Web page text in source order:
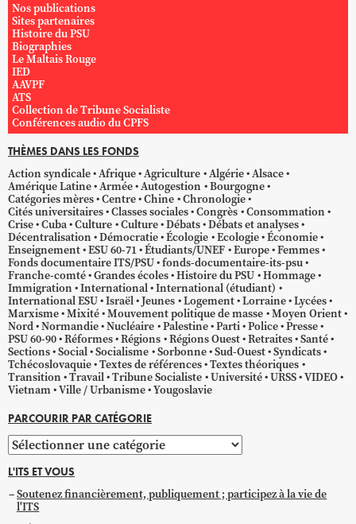
Nos publications
Sites partenaires
Histoire du PSU
Biographies
Le Maltais Rouge
IED
AAVPF
ATS
Collection de Tribune Socialiste
Conférences audio du CPFS
THÈMES DANS LES FONDS
Action syndicale Afrique Agriculture Algérie Alsace
Amérique Latine Armée Autogestion
Bourgogne
Catégories mères Centre Chine Chronologie
Cités universitaires Classes sociales Congrès Consommation
Crise Cuba Culture Culture Débats Débats et analyses
Décentralisation Démocratie Écologie Ecologie Économie
Enseignement ESU 60-71 Étudiants/UNEF Europe Femmes
Fonds documentaire ITS/PSU fonds-documentaire-its-psu
Franche-comté Grandes écoles Histoire du PSU Hommage
Immigration International International (étudiant)
International ESU Israël Jeunes Logement Lorraine Lycées
Marxisme Mixité Mouvement politique de masse Moyen Orient
Nord Normandie Nucléaire Palestine Parti Police Presse
PSU 60-90 Réformes Régions Régions Ouest Retraites Santé
Sections Social Socialisme Sorbonne Sud-Ouest Syndicats
Tchécoslovaquie Textes de références Textes théoriques
Transition Travail Tribune Socialiste Université URSS VIDEO
Vietnam Ville / Urbanisme Yougoslavie
PARCOURIR PAR CATÉGORIE
Parcourir
par
catégorie
L'ITS ET VOUS
Soutenez financièrement, publiquement ; participez à la vie de
l'ITS